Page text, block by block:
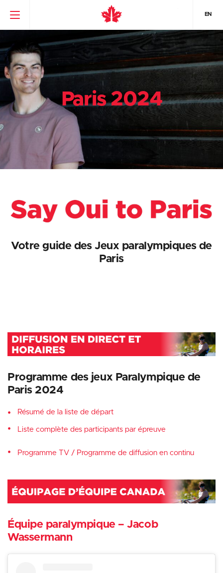
EN
Paris 2024
Votre guide des Jeux paralympiques de
Paris
Programme des jeux Paralympique de
Paris 2024
Résumé de la liste de départ
Liste complète des participants par épreuve
Programme TV / Programme de diffusion en continu
Équipe paralympique – Jacob
Wassermann